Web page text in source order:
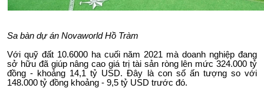
Sa bàn dự án Novaworld Hồ Tràm
Với quỹ đất 10.6000 ha cuối năm 2021 mà doanh nghiệp đang
sở hữu đã giúp nâng cao giá trị tài sản ròng lên mức 324.000 tỷ
đồng - khoảng 14,1 tỷ USD. Đây là con số ấn tượng so với
148.000 tỷ đồng khoảng - 9,5 tỷ USD trước đó.